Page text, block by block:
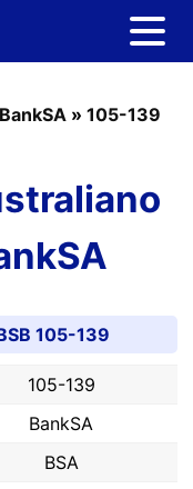
BankSA » 105-139
105-139
105-139
BankSA
BSA